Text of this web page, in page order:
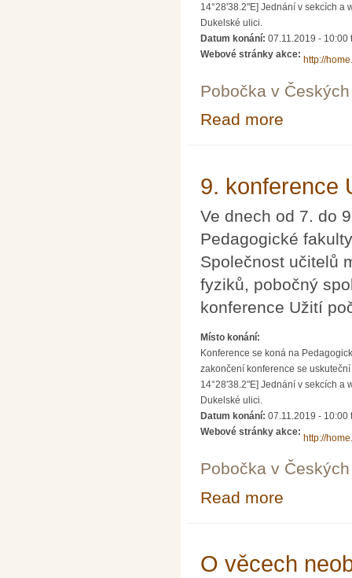
14°28'38.2"E] Jednání v sekcích a
Dukelské ulici.
Datum konání: 07.11.2019 - 10:00
Webové stránky akce:
http://
Pobočka v
Read more
9. konference
Ve dnech od 7. do
Pedagogické
Společnost učitelů
fyziků, pobočný
konference Užití
Místo konání:
Konference se koná na
zakončení konference se
14°28'38.2"E] Jednání v sekcích a
Dukelské ulici.
Datum konání: 07.11.2019 - 10:00
Webové stránky akce:
http://
Pobočka v
Read more
O věcech